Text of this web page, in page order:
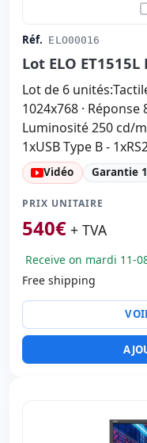
Réf. ELO00016
Lot ELO ET1515L
Lot de 6
1024x768 · Réponse
Luminosité 250 cd/
1xUSB Type B -
d'alimentation et
Vidéo Garantie
PRIX UNITAIRE
540€ + TVA
Receive on mardi 11-
Free shipping